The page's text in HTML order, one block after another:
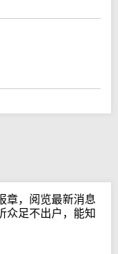
章，阅览最新消息
众足不出户，能知